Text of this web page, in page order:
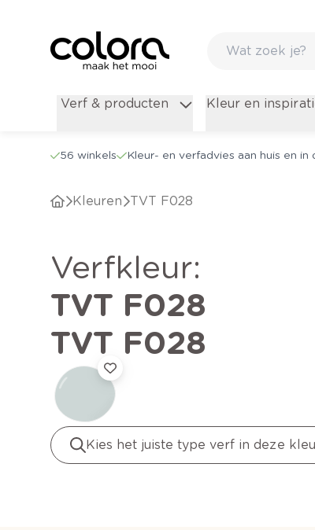
Verf & producten Kleur en
56 winkels Kleur- en verfadvies aan huis en in
Kleuren TVT F028
verfkleur:
TVT F028
TVT F028
Kies het juiste type verf in deze